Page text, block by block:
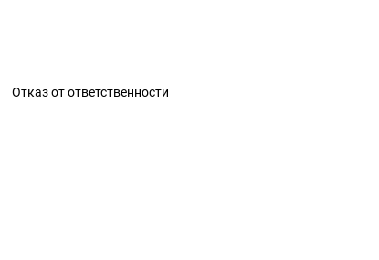
Отказ от ответственности